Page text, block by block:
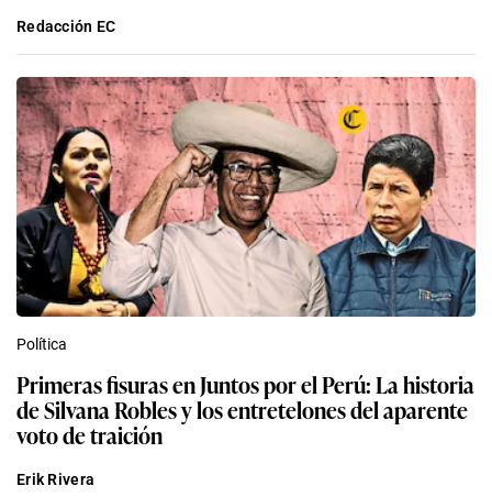
Redacción EC
Política
Primeras fisuras en Juntos por el Perú: La historia
de Silvana Robles y los entretelones del aparente
voto de traición
Erik Rivera